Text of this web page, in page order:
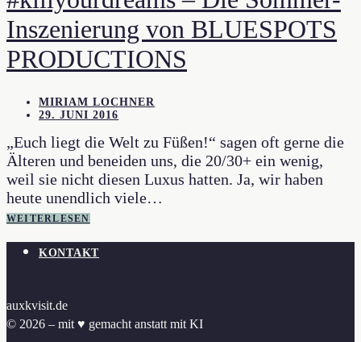
Inszenierung von BLUESPOTS
PRODUCTIONS
MIRIAM LOCHNER
29. JUNI 2016
„Euch liegt die Welt zu Füßen!“ sagen oft gerne die
Älteren und beneiden uns, die 20/30+ ein wenig,
weil sie nicht diesen Luxus hatten. Ja, wir haben
heute unendlich viele…
WEITERLESEN
KONTAKT
auxkvisit.de
© 2026 – mit ♥︎ gemacht anstatt mit KI